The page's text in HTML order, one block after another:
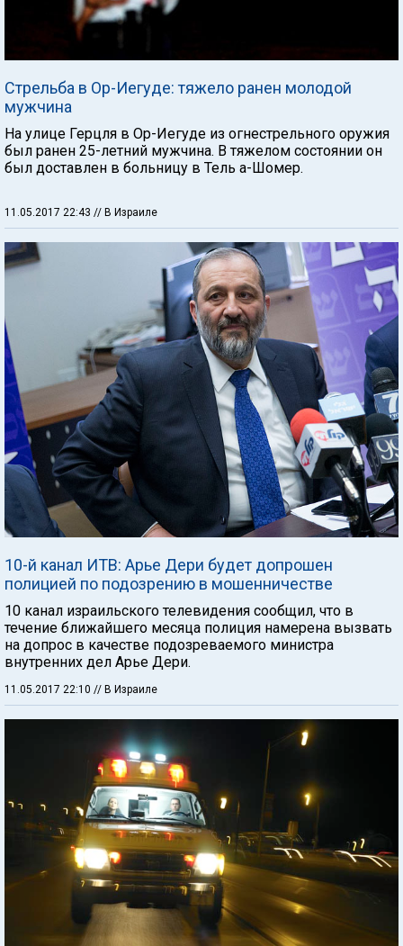
Стрельба в Ор-Иегуде: тяжело ранен молодой
мужчина
На улице Герцля в Ор-Иегуде из огнестрельного оружия
был ранен 25-летний мужчина. В тяжелом состоянии он
был доставлен в больницу в Тель а-Шомер.
11.05.2017 22:43 // В Израиле
10-й канал ИТВ: Арье Дери будет допрошен
полицией по подозрению в мошенничестве
10 канал израильского телевидения сообщил, что в
течение ближайшего месяца полиция намерена вызвать
на допрос в качестве подозреваемого министра
внутренних дел Арье Дери.
11.05.2017 22:10 // В Израиле